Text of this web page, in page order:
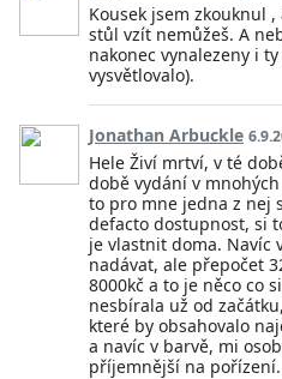
Kousek jsem zkouknul
stůl vzít nemůžeš. A
nakonec vynalezeny i
vysvětlovalo).
Jonathan Arbuckle
Hele Živí mrtví, v té
době vydání v
to pro mne jedna z nej
defacto dostupnost, si
je vlastnit doma. Navíc
nadávat, ale přepočet
8000kč a to je něco co
nesbírala už od
které by obsahovalo
a navíc v barvě, mi
příjemnější na pořízení.